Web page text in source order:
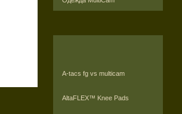
A-tacs fg vs multicam
AltaFLEX™ Knee Pads